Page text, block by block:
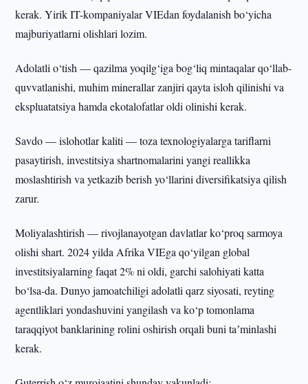
kerak. Yirik IT-kompaniyalar VIEdan foydalanish bo‘yicha
majburiyatlarni olishlari lozim.
Adolatli o‘tish — qazilma yoqilg‘iga bog‘liq mintaqalar qo‘llab-
quvvatlanishi, muhim minerallar zanjiri qayta isloh qilinishi va
ekspluatatsiya hamda ekotalofatlar oldi olinishi kerak.
Savdo — islohotlar kaliti — toza texnologiyalarga tariflarni
pasaytirish, investitsiya shartnomalarini yangi reallikka
moslashtirish va yetkazib berish yo‘llarini diversifikatsiya qilish
zarur.
Moliyalashtirish — rivojlanayotgan davlatlar ko‘proq sarmoya
olishi shart. 2024 yilda Afrika VIEga qo‘yilgan global
investitsiyalarning faqat 2% ni oldi, garchi salohiyati katta
bo‘lsa-da. Dunyo jamoatchiligi adolatli qarz siyosati, reyting
agentliklari yondashuvini yangilash va ko‘p tomonlama
taraqqiyot banklarining rolini oshirish orqali buni taʼminlashi
kerak.